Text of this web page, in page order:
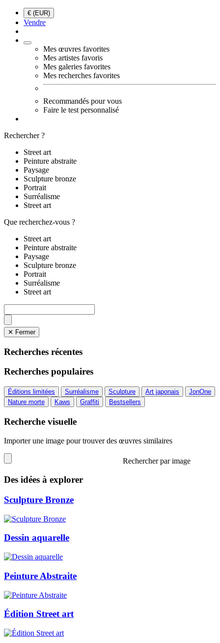
€ (EUR)
Vendre
Mes œuvres favorites
Mes artistes favoris
Mes galeries favorites
Mes recherches favorites
Recommandés pour vous
Faire le test personnalisé
Rechercher ?
Street art
Peinture abstraite
Paysage
Sculpture bronze
Portrait
Surréalisme
Street art
Que recherchez-vous ?
Street art
Peinture abstraite
Paysage
Sculpture bronze
Portrait
Surréalisme
Street art
✕ Fermer
Recherches récentes
Recherches populaires
Éditions limitées Surréalisme Sculpture Art japonais
JonOne
Nature morte
Kaws Graffiti Bestsellers
Recherche visuelle
Importer une image pour trouver des œuvres similaires
Rechercher par image
Des idées à explorer
Sculpture Bronze
Dessin aquarelle
Peinture Abstraite
Édition Street art